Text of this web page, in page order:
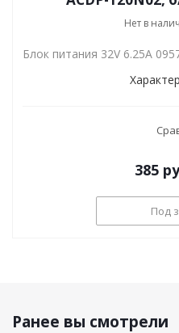
Нет в
Блок питания 32V 6.25A
385
Под
Ранее вы смотрели